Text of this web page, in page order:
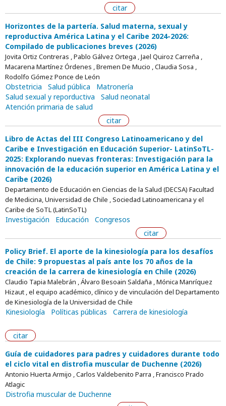
citar
Horizontes de la partería. Salud materna, sexual y
reproductiva América Latina y el Caribe 2024-2026:
Compilado de publicaciones breves (2026)
Jovita Ortiz Contreras , Pablo Gálvez Ortega , Jael Quiroz Carreña ,
Macarena Martínez Órdenes , Bremen De Mucio , Claudia Sosa ,
Rodolfo Gómez Ponce de León
Obstetricia Salud pública
Matronería
Salud sexual y reporductiva
Salud neonatal
Atención primaria de salud
citar
Libro de Actas del III Congreso Latinoamericano y del
Caribe e Investigación en Educación Superior- LatinSoTL-
2025: Explorando nuevas fronteras: Investigación para la
innovación de la educación superior en América Latina y el
Caribe (2026)
Departamento de Educación en Ciencias de la Salud (DECSA) Facultad
de Medicina, Universidad de Chile , Sociedad Latinoamericana y el
Caribe de SoTL (LatinSoTL)
Investigación Educación
Congresos
citar
Policy Brief. El aporte de la kinesiología para los desafíos
de Chile: 9 propuestas al país ante los 70 años de la
creación de la carrera de kinesiología en Chile (2026)
Claudio Tapia Malebrán , Álvaro Besoain Saldaña , Mónica Manríquez
Hizaut , el equipo académico, clínico y de vinculación del Departamento
de Kinesiología de la Universidad de Chile
Kinesiología Políticas públicas Carrera de kinesiología
citar
Guía de cuidadores para padres y cuidadores durante todo
el ciclo vital en distrofia muscular de Duchenne (2026)
Antonio Huerta Armijo , Carlos Valdebenito Parra , Francisco Prado
Atlagic
Distrofia muscular de Duchenne